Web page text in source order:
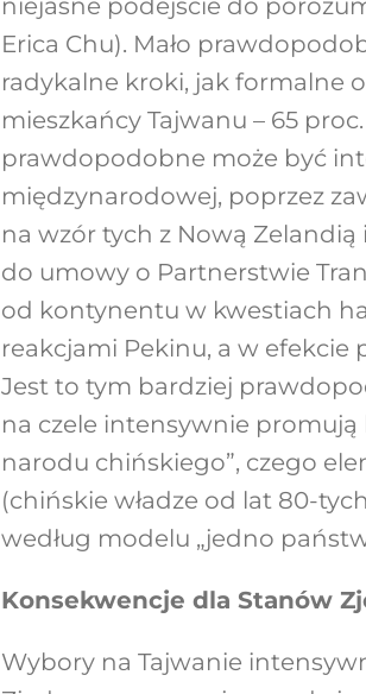
niejasne podejście do
Erica Chu). Mało
radykalne kroki, jak formalne
mieszkańcy Tajwanu – 65
prawdopodobne może być
międzynarodowej, poprzez
na wzór tych z Nową Zelandią
do umowy o Partnerstwie
od kontynentu w kwestiach
reakcjami Pekinu, a w efekcie
Jest to tym bardziej
na czele intensywnie promują
narodu chińskiego”, czego
(chińskie władze od lat 80-
według modelu „jedno
Konsekwencje dla Stanów
Wybory na Tajwanie